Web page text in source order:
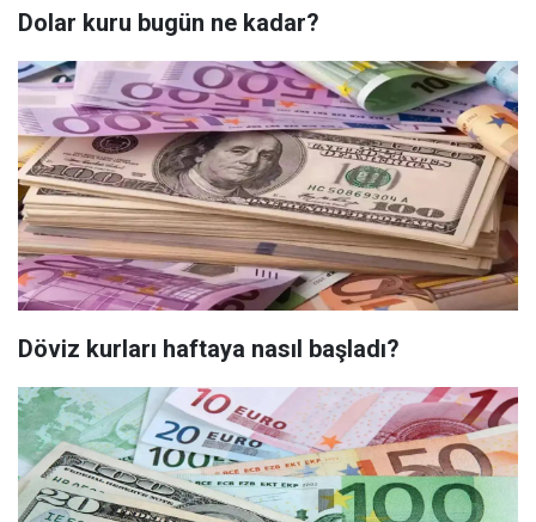
Dolar kuru bugün ne kadar?
Döviz kurları haftaya nasıl başladı?